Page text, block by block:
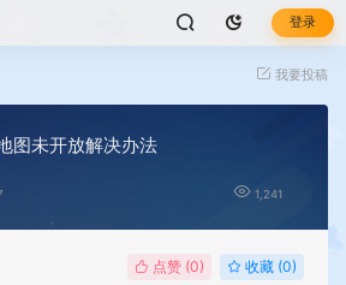
登录
我要投稿
图未开放解决办法
1,241
点赞 (0) 收藏 (0)